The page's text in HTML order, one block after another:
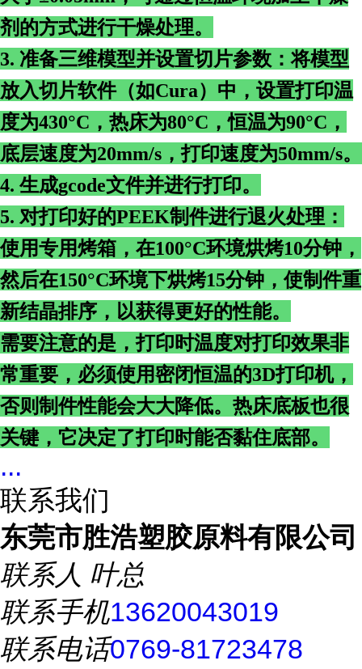
剂的方式进行干燥处理。
3. 准备三维模型并设置切片参数：将模型
放入切片软件（如Cura）中，设置打印温
度为430°C，热床为80°C，恒温为90°C，
底层速度为20mm/s，打印速度为50mm/s。
4. 生成gcode文件并进行打印。
5. 对打印好的PEEK制件进行退火处理：
使用专用烤箱，在100°C环境烘烤10分钟，
然后在150°C环境下烘烤15分钟，使制件重
新结晶排序，以获得更好的性能。
需要注意的是，打印时温度对打印效果非
常重要，必须使用密闭恒温的3D打印机，
否则制件性能会大大降低。热床底板也很
关键，它决定了打印时能否黏住底部。
...
联系我们
东莞市胜浩塑胶原料有限公司
联系人 叶总
联系手机13620043019
联系电话0769-81723478